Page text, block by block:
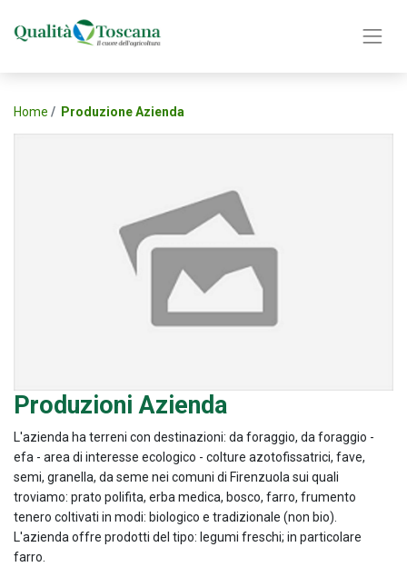
Home Produzione Azienda
Produzioni Azienda
L'azienda ha terreni con destinazioni: da foraggio, da foraggio -
efa - area di interesse ecologico - colture azotofissatrici, fave,
semi, granella, da seme nei comuni di Firenzuola sui quali
troviamo: prato polifita, erba medica, bosco, farro, frumento
tenero coltivati in modi: biologico e tradizionale (non bio).
L'azienda offre prodotti del tipo: legumi freschi; in particolare
farro.